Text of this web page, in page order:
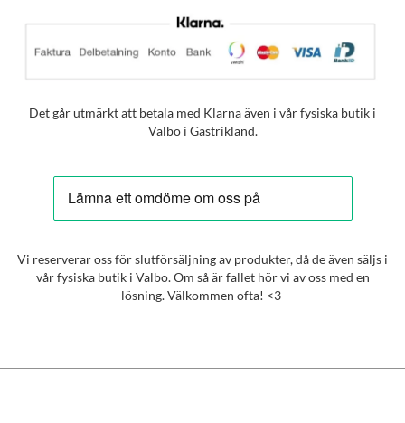
Det går utmärkt att betala med Klarna även i vår fysiska butik i
Valbo i Gästrikland.
Vi reserverar oss för slutförsäljning av produkter, då de även säljs i
vår fysiska butik i Valbo. Om så är fallet hör vi av oss med en
lösning. Välkommen ofta! <3